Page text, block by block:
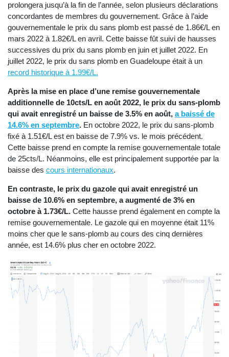
prolongera jusqu’à la fin de l’année, selon plusieurs déclarations
concordantes de membres du gouvernement. Grâce à l’aide
gouvernementale le prix du sans plomb est passé de 1.86€/L en
mars 2022 à 1.82€/L en avril. Cette baisse fût suivi de hausses
successives du prix du sans plomb en juin et juillet 2022. En
juillet 2022, le prix du sans plomb en Guadeloupe était à un
record historique à 1.99€/L.
Après la mise en place d’une remise gouvernementale
additionnelle de 10cts/L en août 2022, le prix du sans-plomb
qui avait enregistré un baisse de 3.5% en août, a baissé de
14.6% en septembre. En octobre 2022, le prix du sans-plomb
fixé à 1.51€/L est en baisse de 7.9% vs. le mois précédent.
Cette baisse prend en compte la remise gouvernementale totale
de 25cts/L. Néanmoins, elle est principalement supportée par la
baisse des cours internationaux.
En contraste, le prix du gazole qui avait enregistré un
baisse de 10.6% en septembre, a augmenté de 3% en
octobre à 1.73€/L. Cette hausse prend également en compte la
remise gouvernementale. Le gazole qui en moyenne était 11%
moins cher que le sans-plomb au cours des cinq dernières
année, est 14.6% plus cher en octobre 2022.